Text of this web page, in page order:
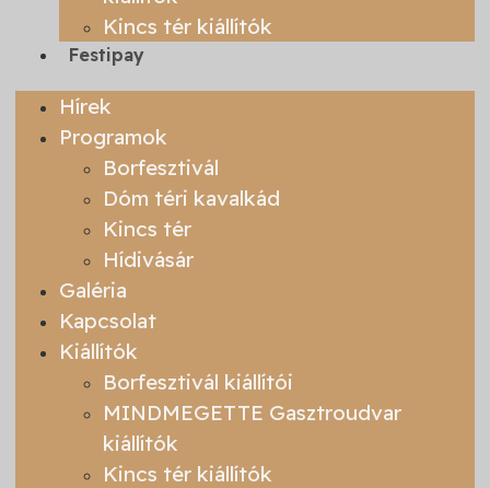
Kincs tér kiállítók
Festipay
Hírek
Programok
Borfesztivál
Dóm téri kavalkád
Kincs tér
Hídivásár
Galéria
Kapcsolat
Kiállítók
Borfesztivál kiállítói
MINDMEGETTE Gasztroudvar
kiállítók
Kincs tér kiállítók